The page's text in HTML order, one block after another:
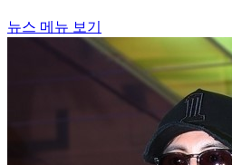
뉴스 메뉴 보기